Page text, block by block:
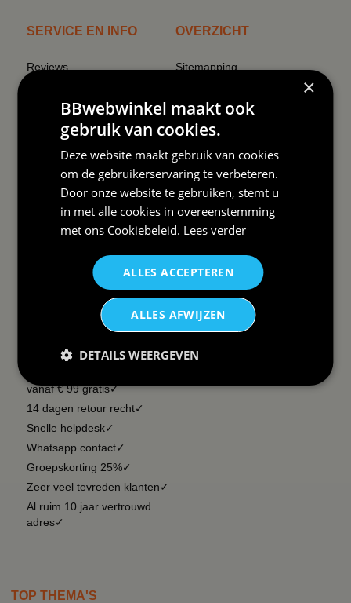
SERVICE EN INFO
Reviews
Contact
Order Status
Retouren & Annuleren
Uitschrijven nieuwsbrief
Wij verzenden Postnl
BBWEBWINKEL:
Snelle levering✓
vanaf € 99 gratis✓
14 dagen retour recht✓
Snelle helpdesk✓
Whatsapp contact✓
Groepskorting 25%✓
Zeer veel tevreden klanten✓
Al ruim 10 jaar vertrouwd
adres✓
OVERZICHT
Sitemapping
Overzicht rubrieken
TOP THEMA'S
×
BBwebwinkel maakt ook
gebruik van cookies.
Deze website maakt gebruik van cookies
om de gebruikerservaring te verbeteren.
Door onze website te gebruiken, stemt u
in met alle cookies in overeenstemming
met ons Cookiebeleid. Lees verder
ALLES ACCEPTEREN
ALLES AFWIJZEN
DETAILS WEERGEVEN